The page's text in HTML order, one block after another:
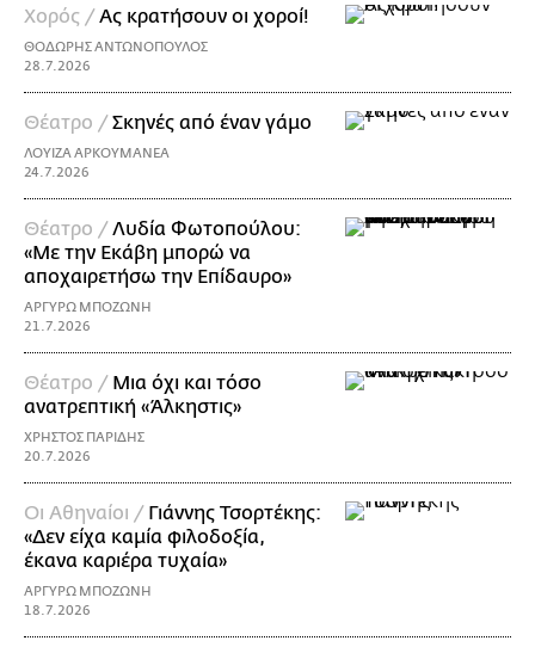
Χορός /Ας κρατήσουν οι χοροί!
ΘΟΔΩΡΗΣ ΑΝΤΩΝΟΠΟΥΛΟΣ
28.7.2026
Θέατρο /Σκηνές από έναν γάμο
ΛΟΥΙΖΑ ΑΡΚΟΥΜΑΝΕΑ
24.7.2026
Θέατρο /Λυδία Φωτοπούλου:
«Με την Εκάβη μπορώ να
αποχαιρετήσω την Επίδαυρο»
ΑΡΓΥΡΩ ΜΠΟΖΩΝΗ
21.7.2026
Θέατρο / Μια όχι και τόσο
ανατρεπτική «Άλκηστις»
ΧΡΗΣΤΟΣ ΠΑΡΙΔΗΣ
20.7.2026
Οι Αθηναίοι / Γιάννης Τσορτέκης:
«Δεν είχα καμία φιλοδοξία,
έκανα καριέρα τυχαία»
ΑΡΓΥΡΩ ΜΠΟΖΩΝΗ
18.7.2026